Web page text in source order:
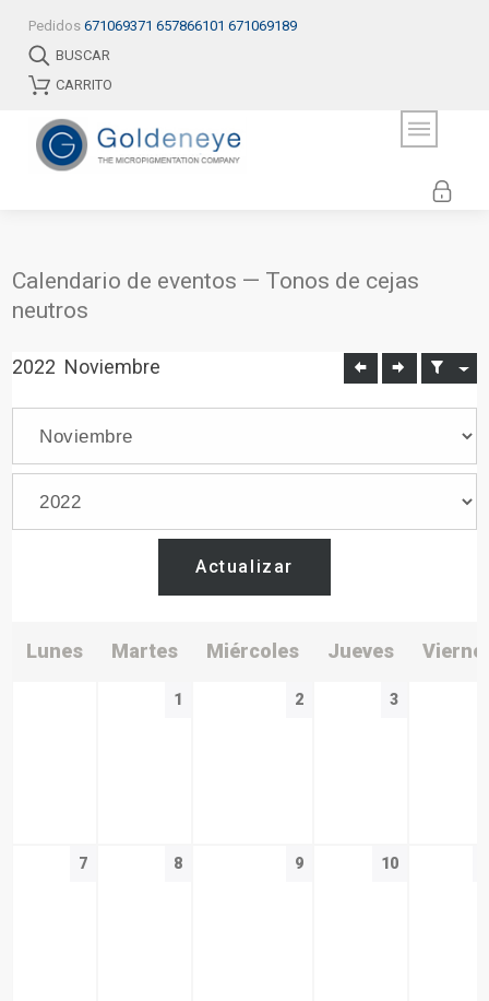
Pedidos 671069371 657866101 671069189
BUSCAR
CARRITO
Calendario de eventos — Tonos de cejas
neutros
2022 Noviembre
Actualizar
Lunes Martes Miércoles Jueves
1 2 3
7 8 9 10